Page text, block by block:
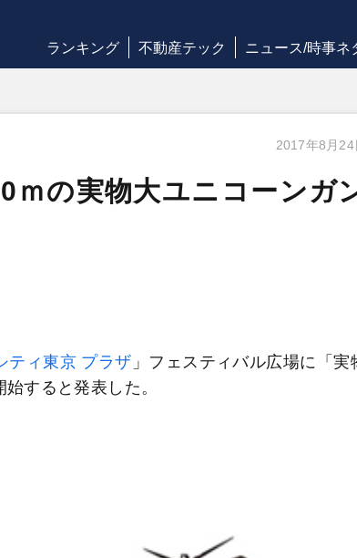
ランキング 不動産テック ニュース/時事ネ
2017年8月24
ｍの実物大ユニコーンガ
ティ東京 プラザ 」フェスティバル広場に「実
すると発表した。